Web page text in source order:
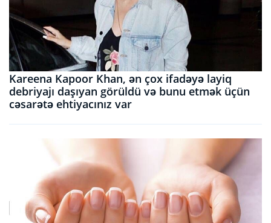
Kareena Kapoor Khan, ən çox ifadəyə layiq
debriyajı daşıyan görüldü və bunu etmək üçün
cəsarətə ehtiyacınız var